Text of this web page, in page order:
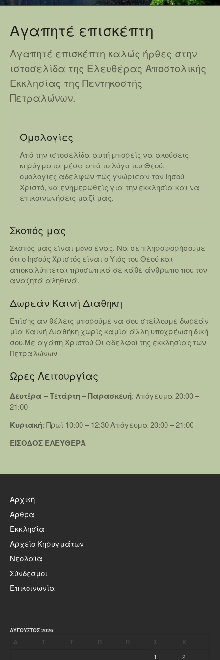
Αγαπητέ επισκέπτη
Αγαπητέ επισκέπτη καλώς ήρθες στην
ιστοσελίδα της Ελευθέρας Αποστολικής
Εκκλησίας της Πεντηκοστής
Πετραλώνων.
Oμολογίες
Από την ιστοσελίδα αυτή μπορείς να ακούσεις
κηρύγματα μέσα από το λόγο του Θεού,
ομολογίες αδελφών πώς γνώρισαν τον Ιησού
Χριστό, να ενημερωθείς για την εκκλησία και να
επικοινωνήσεις μαζί μας.
Σκοπός μας
Σκοπός μας είναι μόνο ένας. Να σε πληροφορήσουμε
ότι ο Ιησούς Χριστός είναι o Υιός του Θεού και
αποκαλύπτεται προσωπικά σε κάθε άνθρωπο που τον
αναζητά αληθινά.
Δωρεάν Καινή Διαθήκη
Επίσης αν θέλεις μπορούμε να σου στείλουμε δωρεάν
μία Καινή Διαθήκη χωρίς καμία άλλη υποχρέωση δική
σου.Με αγάπη Χριστού Οι αδελφοί της εκκλησίας των
Πετραλώνων
Ωρες Λειτουργίας
Δευτέρα –Τετάρτη –Παρασκευή: Απόγευμα 20:00 –
21:00
Κυριακή: Πρωί 10:00 – 12:30 Απόγευμα 20:00 – 21:00
ΕΙΣΟΔΟΣ ΕΛΕΥΘΕΡΑ
Αρχική
Άρθρα
Εκκλησία
Αρχείο Κηρυγμάτων
Νεολαία
Σύνδεσμοι
Επικοινωνία
ΑΎΓΟΥΣΤΟΣ 2026
Δ Τ Τ Π Π Σ Κ
1 2